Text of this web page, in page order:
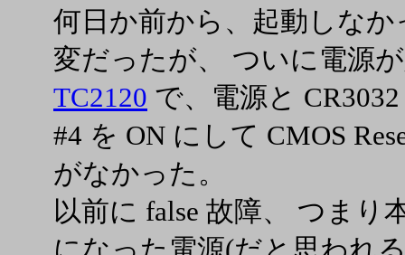
何日か前から、起動しな
変だったが、 ついに電源
TC2120 で、電源と
#4 を ON にして CMOS
がなかった。
以前に false 故障、 つまり